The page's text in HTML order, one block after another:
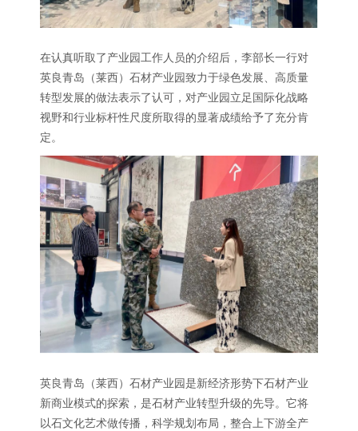
在认真听取了产业园工作人员的介绍后，李部长一行对
英良青岛（莱西）石材产业园致力于绿色发展、高质量
转型发展的做法表示了认可，对产业园立足国际化战略
视野和行业标杆性尺度所取得的显著成绩给予了充分肯
定。
英良青岛（莱西）石材产业园是新经济形势下石材产业
新商业模式的探索，是石材产业转型升级的先导。它将
以石文化艺术做传播，科学规划布局，整合上下游全产